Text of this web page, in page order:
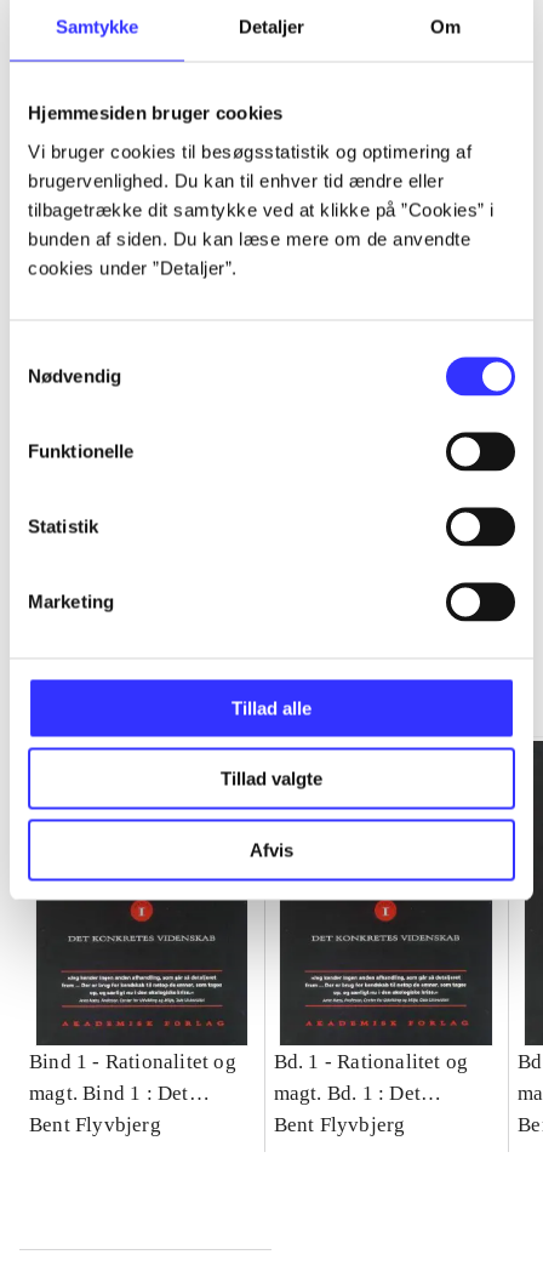
Samtykke Detaljer Om
Hjemmesiden bruger cookies
Vi bruger cookies til besøgsstatistik og optimering af
brugervenlighed. Du kan til enhver tid ændre eller
tilbagetrække dit samtykke ved at klikke på ”Cookies” i
bunden af siden. Du kan læse mere om de anvendte
cookies under ”Detaljer”.
Nødvendig
Funktionelle
Statistik
Marketing
Tillad alle
Tillad valgte
Afvis
Artikler
...
...
...
...
Gå til serien
Bind 1 - Rationalitet og
magt. Bind 1 : Det
konkretes videnskab
Bent Flyvbjerg
Bd. 1 -Rationalitet og
magt. Bd. 1 : Det
konkretes videnskab
Bent Flyvbjerg